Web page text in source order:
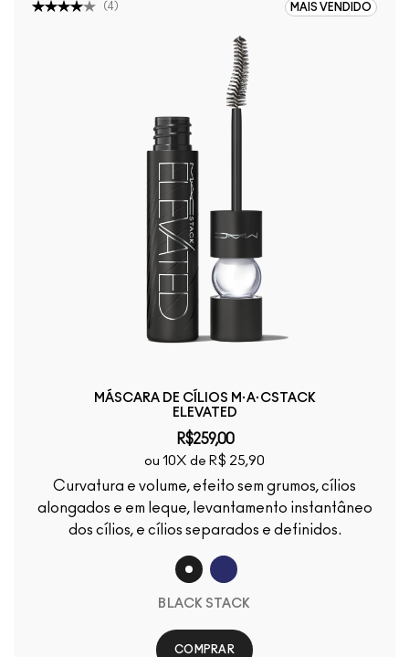
MAIS VENDIDO
(4)
MÁSCARA DE CÍLIOS M·A·CSTACK
ELEVATED
R$259,00
ou 10X de R$ 25,90
Curvatura e volume, efeito sem grumos, cílios
alongados e em leque, levantamento instantâneo
dos cílios, e cílios separados e definidos.
BLACK STACK
COMPRAR